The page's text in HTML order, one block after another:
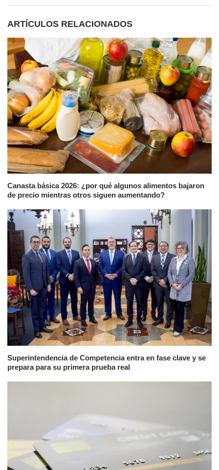
ARTÍCULOS RELACIONADOS
Canasta básica 2026: ¿por qué algunos alimentos bajaron
de precio mientras otros siguen aumentando?
Superintendencia de Competencia entra en fase clave y se
prepara para su primera prueba real